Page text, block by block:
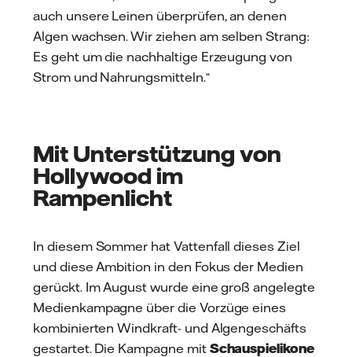
auch unsere Leinen überprüfen, an denen
Algen wachsen. Wir ziehen am selben Strang:
Es geht um die nachhaltige Erzeugung von
Strom und Nahrungsmitteln.“
Mit Unterstützung von
Hollywood im
Rampenlicht
In diesem Sommer hat Vattenfall dieses Ziel
und diese Ambition in den Fokus der Medien
gerückt. Im August wurde eine groß angelegte
Medienkampagne über die Vorzüge eines
kombinierten Windkraft- und Algengeschäfts
gestartet. Die Kampagne mit Schauspielikone